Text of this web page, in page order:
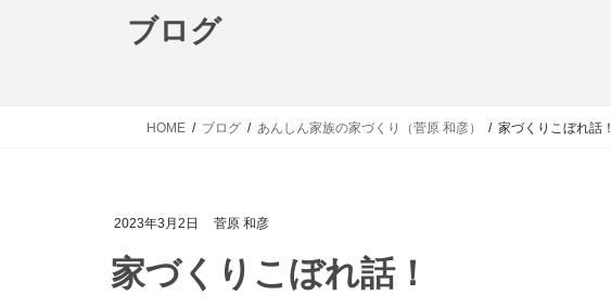
ブログ
HOME ブログ あんしん家族の家づくり（菅原 和彦） 家づくりこぼれ話！
2023年3月2日 菅原 和彦
家づくりこぼれ話！